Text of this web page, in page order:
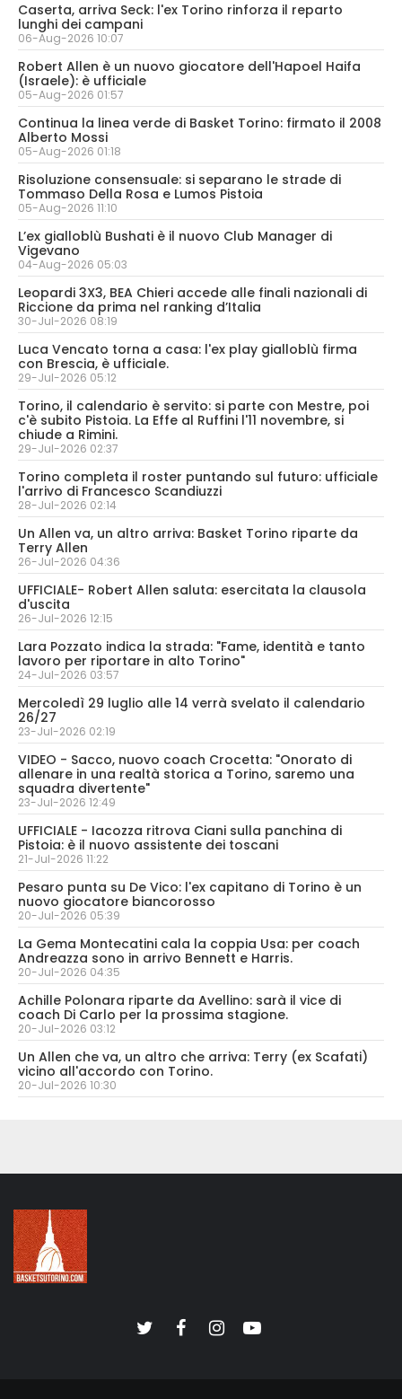
Caserta, arriva Seck: l'ex Torino rinforza il reparto
lunghi dei campani
06-Aug-2026 10:07
Robert Allen è un nuovo giocatore dell'Hapoel Haifa
(Israele): è ufficiale
05-Aug-2026 01:57
Continua la linea verde di Basket Torino: firmato il 2008
Alberto Mossi
05-Aug-2026 01:18
Risoluzione consensuale: si separano le strade di
Tommaso Della Rosa e Lumos Pistoia
05-Aug-2026 11:10
L’ex gialloblù Bushati è il nuovo Club Manager di
Vigevano
04-Aug-2026 05:03
Leopardi 3X3, BEA Chieri accede alle finali nazionali di
Riccione da prima nel ranking d’Italia
30-Jul-2026 08:19
Luca Vencato torna a casa: l'ex play gialloblù firma
con Brescia, è ufficiale.
29-Jul-2026 05:12
Torino, il calendario è servito: si parte con Mestre, poi
c'è subito Pistoia. La Effe al Ruffini l'11 novembre, si
chiude a Rimini.
29-Jul-2026 02:37
Torino completa il roster puntando sul futuro: ufficiale
l'arrivo di Francesco Scandiuzzi
28-Jul-2026 02:14
Un Allen va, un altro arriva: Basket Torino riparte da
Terry Allen
26-Jul-2026 04:36
UFFICIALE- Robert Allen saluta: esercitata la clausola
d'uscita
26-Jul-2026 12:15
Lara Pozzato indica la strada: "Fame, identità e tanto
lavoro per riportare in alto Torino"
24-Jul-2026 03:57
Mercoledì 29 luglio alle 14 verrà svelato il calendario
26/27
23-Jul-2026 02:19
VIDEO - Sacco, nuovo coach Crocetta: "Onorato di
allenare in una realtà storica a Torino, saremo una
squadra divertente"
23-Jul-2026 12:49
UFFICIALE - Iacozza ritrova Ciani sulla panchina di
Pistoia: è il nuovo assistente dei toscani
21-Jul-2026 11:22
Pesaro punta su De Vico: l'ex capitano di Torino è un
nuovo giocatore biancorosso
20-Jul-2026 05:39
La Gema Montecatini cala la coppia Usa: per coach
Andreazza sono in arrivo Bennett e Harris.
20-Jul-2026 04:35
Achille Polonara riparte da Avellino: sarà il vice di
coach Di Carlo per la prossima stagione.
20-Jul-2026 03:12
Un Allen che va, un altro che arriva: Terry (ex Scafati)
vicino all'accordo con Torino.
20-Jul-2026 10:30